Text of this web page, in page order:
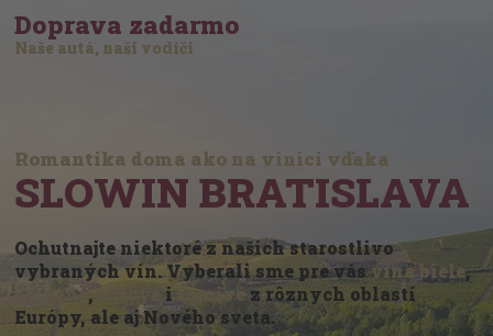
Doprava zadarmo
Naše autá, naši vodiči
Romantika doma ako na vinici vďaka
SLOWIN BRATISLAVA
Ochutnajte niektoré z našich starostlivo
vybraných vín. Vyberali sme pre vásvína biele,
červené, i šumivéz rôznych oblastí
Európy, ale aj Nového sveta.